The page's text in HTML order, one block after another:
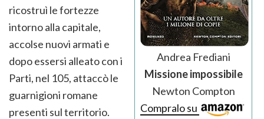
Andrea Frediani
Missione impossibile
Newton Compton
Compralo su
ricostruì le fortezze
intorno alla capitale,
accolse nuovi armati e
dopo essersi alleato con i
Parti, nel 105, attaccò le
guarnigioni romane
presenti sul territorio.